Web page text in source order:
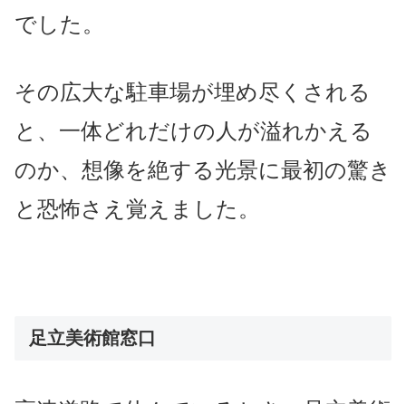
でした。
その広大な駐車場が埋め尽くされる
と、一体どれだけの人が溢れかえる
のか、想像を絶する光景に最初の驚き
と恐怖さえ覚えました。
足立美術館窓口